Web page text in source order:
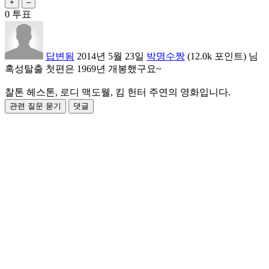
0 투표
답변됨 2014년 5월 23일 박명수짱 (12.0k 포인트) 님
혹성탈출 첫편은 1969년 개봉했구요~
찰톤 헤스톤, 로디 맥도웰, 킴 헌터 주연의 영화입니다.